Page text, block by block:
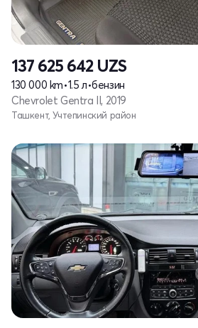
137 625 642 UZS
130 000 km•1.5 л•бензин
Chevrolet Gentra II, 2019
Ташкент, Учтепинский район